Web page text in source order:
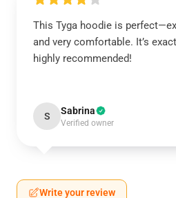
This Tyga hoodie is
and very comfortable. It’s
highly recommended!
S Sabrina
Verified owner
Write your review